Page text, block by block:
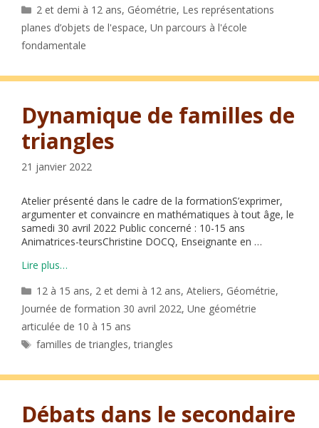
Catégories
2 et demi à 12 ans, Géométrie, Les représentations
planes d’objets de l'espace, Un parcours à l'école
fondamentale
Dynamique de familles de
triangles
21 janvier 2022
Atelier présenté dans le cadre de la formationS’exprimer,
argumenter et convaincre en mathématiques à tout âge, le
samedi 30 avril 2022 Public concerné : 10-15 ans
Animatrices-teursChristine DOCQ, Enseignante en …
Lire plus…
Catégories
12 à 15 ans, 2 et demi à 12 ans,Ateliers, Géométrie,
Journée de formation 30 avril 2022, Une géométrie
articulée de 10 à 15 ans
Étiquettes
familles de triangles,triangles
Débats dans le secondaire